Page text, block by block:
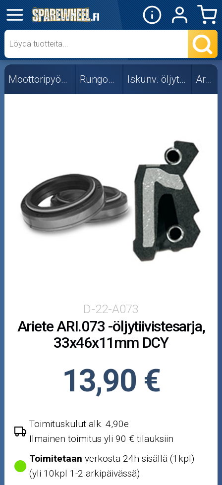
✕
Mopon osat
Skootterin osat
Crossipyörän osat
Mopoauton osat
Mönkijän osat
Puutarha ja metsä
Öljyt ja kemikaalit
Outlet-tuotteet
Moottoripyörän osat Rungon osat Iskunv. öljytiivisteet Ariete
D-22-A073
Ariete ARI.073 -öljytiivistesarja,
33x46x11mm DCY
13,90 €
Toimituskulut alk. 4,90e
Ilmainen toimitus yli 90 € tilauksiin
Toimitetaan verkosta 24h sisällä (1kpl)
(yli 10kpl 1-2 arkipäivässä)